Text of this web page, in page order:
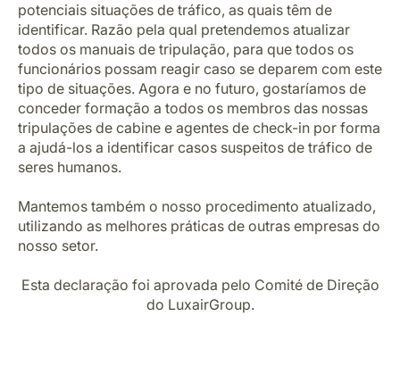
potenciais situações de tráfico, as quais têm de
identificar. Razão pela qual pretendemos atualizar
todos os manuais de tripulação, para que todos os
funcionários possam reagir caso se deparem com este
tipo de situações. Agora e no futuro, gostaríamos de
conceder formação a todos os membros das nossas
tripulações de cabine e agentes de check-in por forma
a ajudá-los a identificar casos suspeitos de tráfico de
seres humanos.
Mantemos também o nosso procedimento atualizado,
utilizando as melhores práticas de outras empresas do
nosso setor.
Esta declaração foi aprovada pelo Comité de Direção
do LuxairGroup.